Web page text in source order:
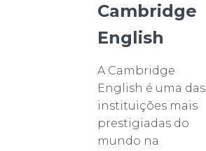
Cambridge
English
A Cambridge
English é uma das
instituições mais
prestigiadas do
mundo na